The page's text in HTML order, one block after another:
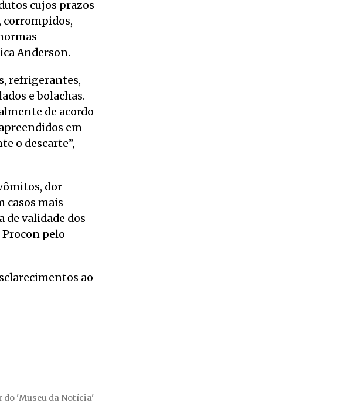
cujos prazos
corrompidos,
Anderson.
refrigerantes,
e bolachas.
de acordo
em
o descarte”,
dor
casos mais
de validade dos
pelo
ao
do 'Museu da Notícia'